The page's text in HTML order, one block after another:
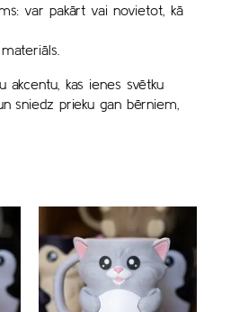
var pakārt vai novietot, kā
kas ienes svētku
sniedz prieku gan bērniem,